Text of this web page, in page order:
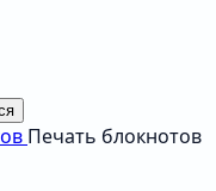
Печать блокнотов